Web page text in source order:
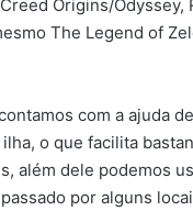
Origins/Odyssey,
The Legend of
com a ajuda
o que facilita
além dele podemos
por alguns